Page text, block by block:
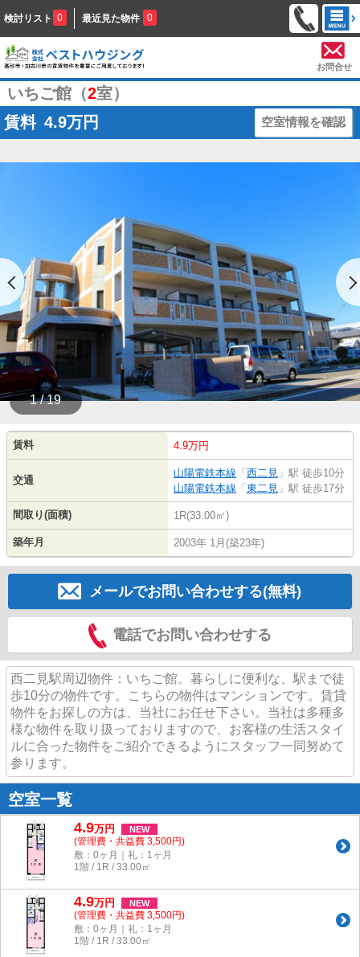
検討リスト 0 最近見た物件 0
お問合せ
いちご館（2室）
賃料 4.9万円 空室情報を確認
1 / 19
賃料 4.9万円
交通
山陽電鉄本線 「 西二見 」駅 徒歩10分
山陽電鉄本線 「 東二見 」駅 徒歩17分
間取り(面積) 1R(33.00㎡)
築年月 2003年 1月(築23年)
メールでお問い合わせする(無料)
電話でお問い合わせする
西二見駅周辺物件：いちご館。暮らしに便利な、駅まで徒
歩10分の物件です。こちらの物件はマンションです。賃貸
物件をお探しの方は、当社にお任せ下さい。当社は多種多
様な物件を取り扱っておりますので、お客様の生活スタイ
ルに合った物件をご紹介できるようにスタッフ一同努めて
参ります。
空室一覧
4.9万円 NEW
(管理費・共益費 3,500円)
敷：0ヶ月｜礼：1ヶ月
1階 / 1R / 33.00㎡
4.9万円 NEW
(管理費・共益費 3,500円)
敷：0ヶ月｜礼：1ヶ月
1階 / 1R / 33.00㎡